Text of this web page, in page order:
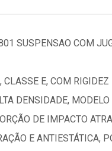
SUSPENSAO COM
CLASSE E, COM
DENSIDADE,
DE IMPACTO
E ANTIESTÁTICA,